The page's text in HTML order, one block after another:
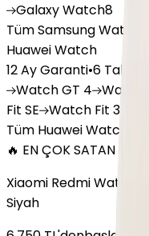
GalaxyWatch8
Tüm Samsung
Huawei Watch
12 Ay Garanti•6 Taksit
WatchGT 4 Watch
Fit SE Watch Fit 3
Tüm Huawei Watch'lar
🔥 EN ÇOK SATAN
Xiaomi Redmi Watch
Siyah